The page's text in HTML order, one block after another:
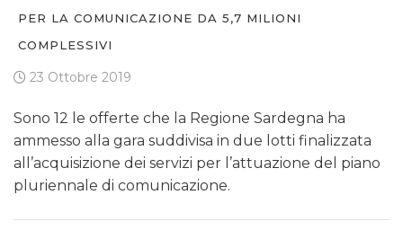
PER LA COMUNICAZIONE DA 5,7 MILIONI
COMPLESSIVI
23 Ottobre 2019
Sono 12 le offerte che la Regione Sardegna ha
ammesso alla gara suddivisa in due lotti finalizzata
all’acquisizione dei servizi per l’attuazione del piano
pluriennale di comunicazione.